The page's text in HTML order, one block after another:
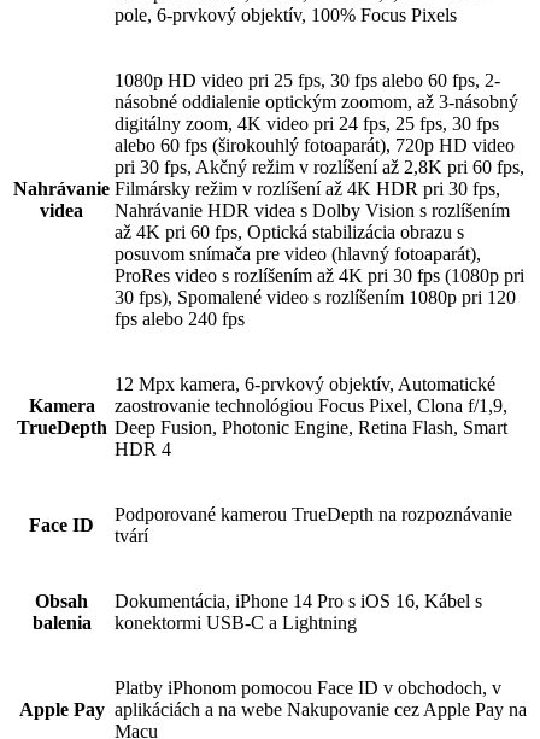
pole, 6-prvkový objektív, 100% Focus Pixels
Nahrávanie
videa
1080p HD video pri 25 fps, 30 fps alebo 60 fps, 2-
násobné oddialenie optickým zoomom, až 3-násobný
digitálny zoom, 4K video pri 24 fps, 25 fps, 30 fps
alebo 60 fps (širokouhlý fotoaparát), 720p HD video
pri 30 fps, Akčný režim v rozlíšení až 2,8K pri 60 fps,
Filmársky režim v rozlíšení až 4K HDR pri 30 fps,
Nahrávanie HDR videa s Dolby Vision s rozlíšením
až 4K pri 60 fps, Optická stabilizácia obrazu s
posuvom snímača pre video (hlavný fotoaparát),
ProRes video s rozlíšením až 4K pri 30 fps (1080p pri
30 fps), Spomalené video s rozlíšením 1080p pri 120
fps alebo 240 fps
Kamera
TrueDepth
12 Mpx kamera, 6-prvkový objektív, Automatické
zaostrovanie technológiou Focus Pixel, Clona f/1,9,
Deep Fusion, Photonic Engine, Retina Flash, Smart
HDR 4
Face ID
Podporované kamerou TrueDepth na rozpoznávanie
tvárí
Obsah
balenia
Dokumentácia, iPhone 14 Pro s iOS 16, Kábel s
konektormi USB‑C a Lightning
Apple Pay
Platby iPhonom pomocou Face ID v obchodoch, v
aplikáciách a na webe Nakupovanie cez Apple Pay na
Macu